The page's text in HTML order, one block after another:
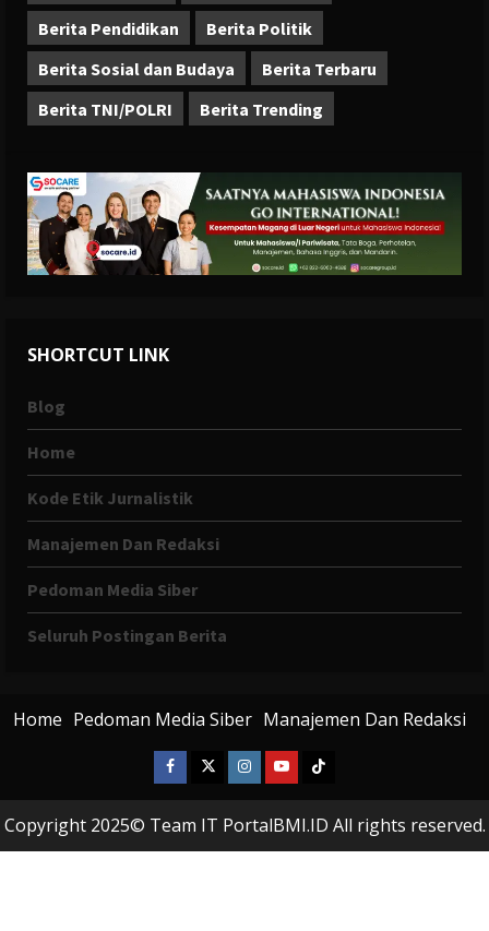
Berita Pendidikan
Berita Politik
Berita Sosial dan Budaya
Berita Terbaru
Berita TNI/POLRI
Berita Trending
SHORTCUT LINK
Blog
Home
Kode Etik Jurnalistik
Manajemen Dan Redaksi
Pedoman Media Siber
Seluruh Postingan Berita
Home Pedoman Media Siber Manajemen Dan Redaksi
Facebook
X
Instagram
YoutubeTiktok
Copyright 2025© Team IT PortalBMI.ID All rights reserved.